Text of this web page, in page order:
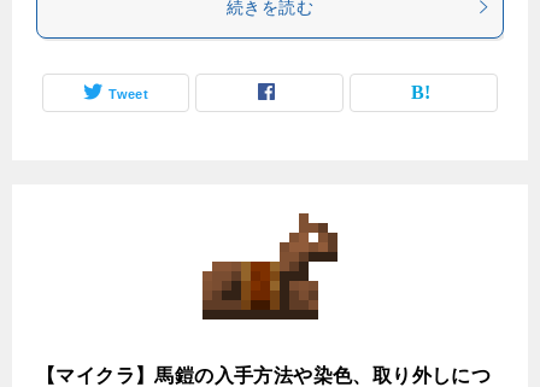
続きを読む
Tweet
【マイクラ】馬鎧の入手方法や染色、取り外しにつ